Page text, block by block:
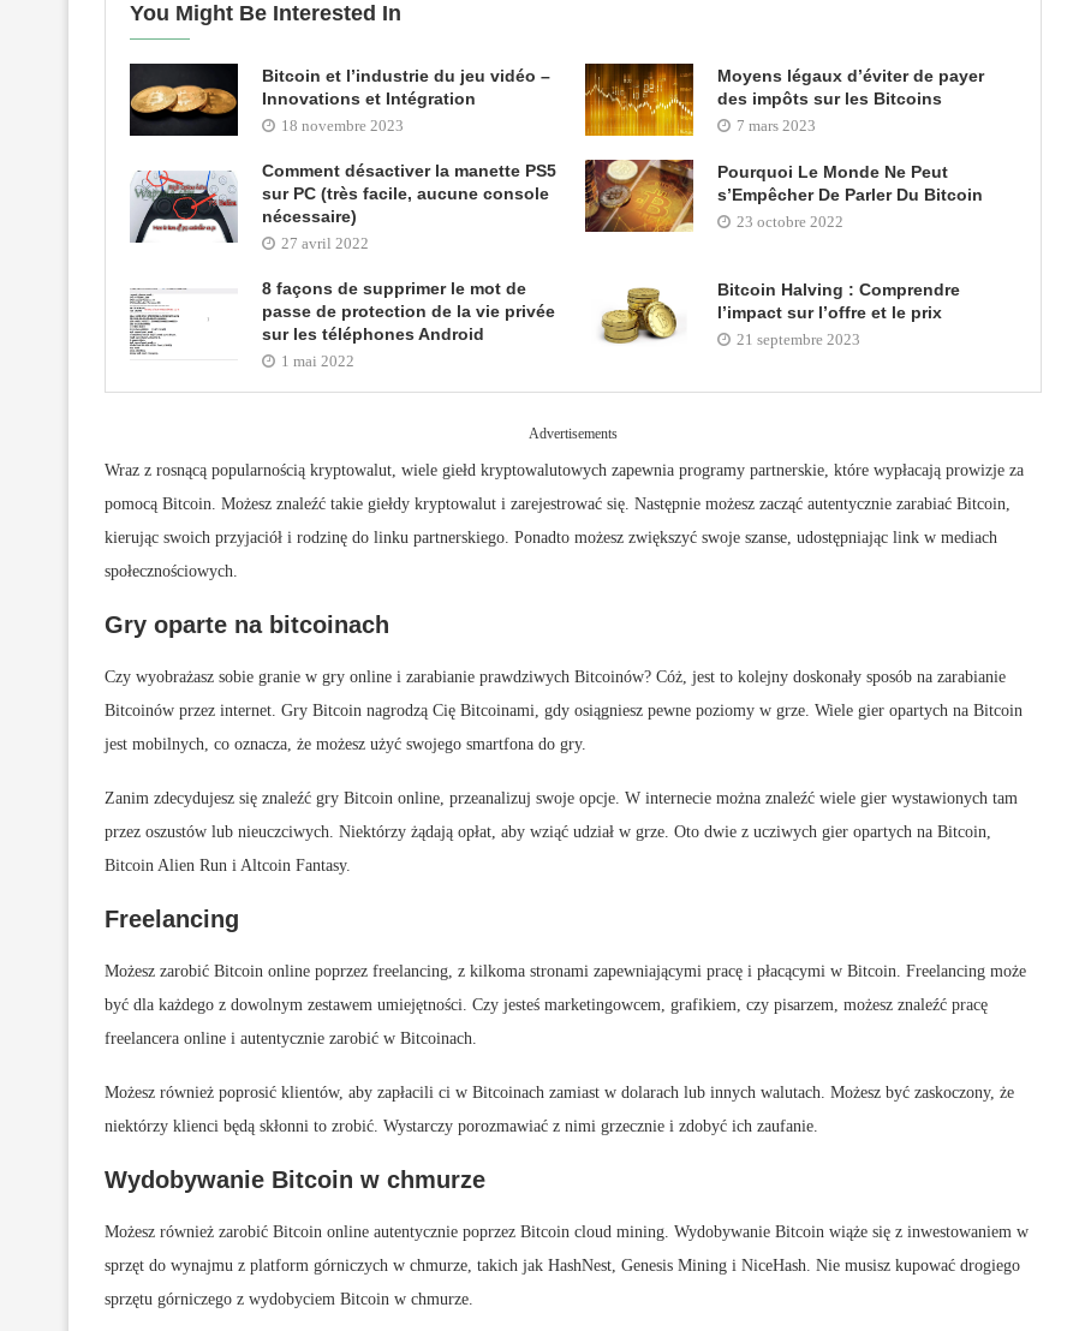
You Might Be Interested In
Bitcoin et l’industrie du jeu vidéo –
Innovations et Intégration
18 novembre 2023
Moyens légaux d’éviter de payer
des impôts sur les Bitcoins
7 mars 2023
Comment désactiver la manette PS5
sur PC (très facile, aucune console
nécessaire)
27 avril 2022
Pourquoi Le Monde Ne Peut
s’Empêcher De Parler Du Bitcoin
23 octobre 2022
8 façons de supprimer le mot de
passe de protection de la vie privée
sur les téléphones Android
1 mai 2022
Bitcoin Halving : Comprendre
l’impact sur l’offre et le prix
21 septembre 2023
Advertisements
Wraz z rosnącą popularnością kryptowalut, wiele giełd kryptowalutowych zapewnia programy partnerskie, które wypłacają prowizje za
pomocą Bitcoin. Możesz znaleźć takie giełdy kryptowalut i zarejestrować się. Następnie możesz zacząć autentycznie zarabiać Bitcoin,
kierując swoich przyjaciół i rodzinę do linku partnerskiego. Ponadto możesz zwiększyć swoje szanse, udostępniając link w mediach
społecznościowych.
Gry oparte na bitcoinach
Czy wyobrażasz sobie granie w gry online i zarabianie prawdziwych Bitcoinów? Cóż, jest to kolejny doskonały sposób na zarabianie
Bitcoinów przez internet. Gry Bitcoin nagrodzą Cię Bitcoinami, gdy osiągniesz pewne poziomy w grze. Wiele gier opartych na Bitcoin
jest mobilnych, co oznacza, że możesz użyć swojego smartfona do gry.
Zanim zdecydujesz się znaleźć gry Bitcoin online, przeanalizuj swoje opcje. W internecie można znaleźć wiele gier wystawionych tam
przez oszustów lub nieuczciwych. Niektórzy żądają opłat, aby wziąć udział w grze. Oto dwie z ucziwych gier opartych na Bitcoin,
Bitcoin Alien Run i Altcoin Fantasy.
Freelancing
Możesz zarobić Bitcoin online poprzez freelancing, z kilkoma stronami zapewniającymi pracę i płacącymi w Bitcoin. Freelancing może
być dla każdego z dowolnym zestawem umiejętności. Czy jesteś marketingowcem, grafikiem, czy pisarzem, możesz znaleźć pracę
freelancera online i autentycznie zarobić w Bitcoinach.
Możesz również poprosić klientów, aby zapłacili ci w Bitcoinach zamiast w dolarach lub innych walutach. Możesz być zaskoczony, że
niektórzy klienci będą skłonni to zrobić. Wystarczy porozmawiać z nimi grzecznie i zdobyć ich zaufanie.
Wydobywanie Bitcoin w chmurze
Możesz również zarobić Bitcoin online autentycznie poprzez Bitcoin cloud mining. Wydobywanie Bitcoin wiąże się z inwestowaniem w
sprzęt do wynajmu z platform górniczych w chmurze, takich jak HashNest, Genesis Mining i NiceHash. Nie musisz kupować drogiego
sprzętu górniczego z wydobyciem Bitcoin w chmurze.